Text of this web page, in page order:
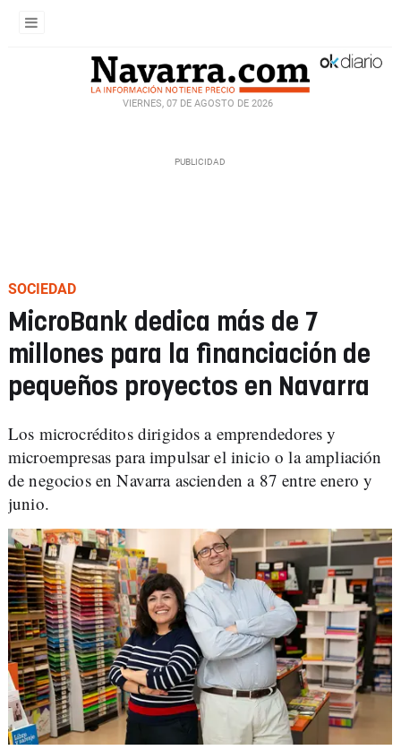
VIERNES, 07 DE AGOSTO DE 2026
SOCIEDAD
MicroBank dedica más de 7
millones para la financiación de
pequeños proyectos en Navarra
Los microcréditos dirigidos a emprendedores y
microempresas para impulsar el inicio o la ampliación
de negocios en Navarra ascienden a 87 entre enero y
junio.